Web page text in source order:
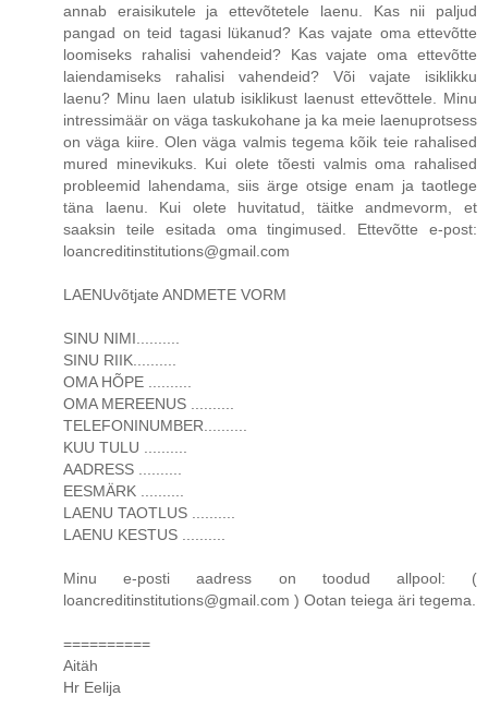
annab eraisikutele ja ettevõtetele laenu. Kas nii paljud
pangad on teid tagasi lükanud? Kas vajate oma ettevõtte
loomiseks rahalisi vahendeid? Kas vajate oma ettevõtte
laiendamiseks rahalisi vahendeid? Või vajate isiklikku
laenu? Minu laen ulatub isiklikust laenust ettevõttele. Minu
intressimäär on väga taskukohane ja ka meie laenuprotsess
on väga kiire. Olen väga valmis tegema kõik teie rahalised
mured minevikuks. Kui olete tõesti valmis oma rahalised
probleemid lahendama, siis ärge otsige enam ja taotlege
täna laenu. Kui olete huvitatud, täitke andmevorm, et
saaksin teile esitada oma tingimused. Ettevõtte e-post:
loancreditinstitutions@gmail.com
LAENUvõtjate ANDMETE VORM
SINU NIMI..........
SINU RIIK..........
OMA HÕPE ..........
OMA MEREENUS ..........
TELEFONINUMBER..........
KUU TULU ..........
AADRESS ..........
EESMÄRK ..........
LAENU TAOTLUS ..........
LAENU KESTUS ..........
Minu e-posti aadress on toodud allpool: (
loancreditinstitutions@gmail.com ) Ootan teiega äri tegema.
==========
Aitäh
Hr Eelija